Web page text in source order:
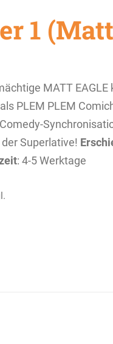
1
MATT EAGLE
PLEM PLEM
Superlative!
: 4-5 Werktage